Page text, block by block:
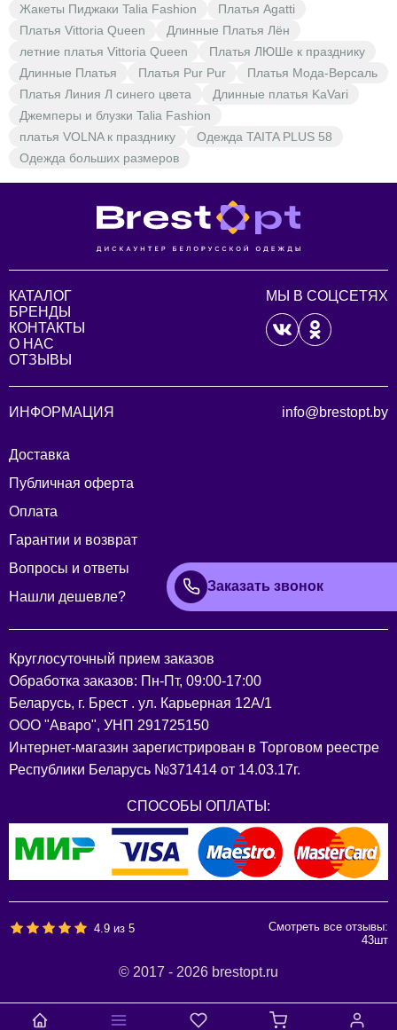
упустите возможность обновить свой гардероб с
помощью стильных и качественных платьев от Talia
Fashion. В BrestOpt вас ждут низкие цены и широкий
выбор моделей, которые станут основой вашего
гардероба.
Жакеты Пиджаки Talia Fashion
Платья Agatti
Платья Vittoria Queen
Длинные Платья Лён
летние платья Vittoria Queen
Платья ЛЮШе к празднику
Длинные Платья
Платья Pur Pur
Платья Мода-Версаль
Платья Линия Л синего цвета
Длинные платья KaVari
Джемперы и блузки Talia Fashion
платья VOLNA к празднику
Одежда TAITA PLUS 58
Одежда больших размеров
КАТАЛОГ
БРЕНДЫ
КОНТАКТЫ
О НАС
ОТЗЫВЫ
МЫ В СОЦСЕТЯХ
ИНФОРМАЦИЯ
Доставка
Публичная оферта
Оплата
Гарантии и возврат
Вопросы и ответы
Нашли дешевле?
info@brestopt.by
Заказать звонок
Круглосуточный прием заказов
Обработка заказов: Пн-Пт, 09:00-17:00
Беларусь, г. Брест . ул. Карьерная 12А/1
ООО "Аваро", УНП 291725150
Интернет-магазин зарегистрирован в Торговом реестре
Республики Беларусь №371414 от 14.03.17г.
СПОСОБЫ ОПЛАТЫ:
4.9 из5
Смотреть все отзывы:
43шт
© 2017 - 2026 brestopt.ru